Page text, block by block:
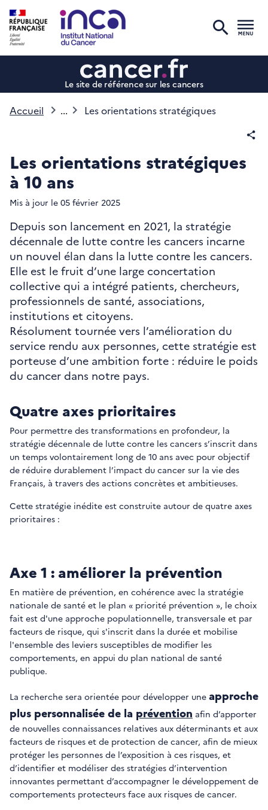
Le site de référence sur les cancers
Accueil ... Les orientations stratégiques
Les orientations stratégiques
à 10 ans
Mis à jour le 05 février 2025
Depuis son lancement en 2021, la stratégie
décennale de lutte contre les cancers incarne
un nouvel élan dans la lutte contre les cancers.
Elle est le fruit d’une large concertation
collective qui a intégré patients, chercheurs,
professionnels de santé, associations,
institutions et citoyens.
Résolument tournée vers l’amélioration du
service rendu aux personnes, cette stratégie est
porteuse d’une ambition forte : réduire le poids
du cancer dans notre pays.
Quatre axes prioritaires
Pour permettre des transformations en profondeur, la
stratégie décennale de lutte contre les cancers s’inscrit dans
un temps volontairement long de 10 ans avec pour objectif
de réduire durablement l’impact du cancer sur la vie des
Français, à travers des actions concrètes et ambitieuses.
Cette stratégie inédite est construite autour de quatre axes
prioritaires :
Axe 1 : améliorer la prévention
En matière de prévention, en cohérence avec la stratégie
nationale de santé et le plan « priorité prévention », le choix
fait est d'une approche populationnelle, transversale et par
facteurs de risque, qui s'inscrit dans la durée et mobilise
l'ensemble des leviers susceptibles de modifier les
comportements, en appui du plan national de santé
publique.
La recherche sera orientée pour développer une approche
plus personnalisée de la prévention afin d’apporter
de nouvelles connaissances relatives aux déterminants et aux
facteurs de risques et de protection de cancer, afin de mieux
protéger les personnes de l’exposition à ces risques, et
d’identifier et modéliser des stratégies d’intervention
innovantes permettant d’accompagner le développement de
comportements protecteurs face aux risques de cancer.